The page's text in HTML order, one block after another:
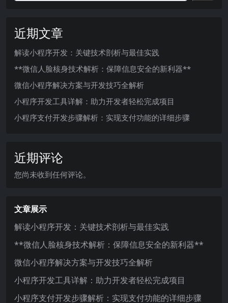
近期文章
解读小程序开发：关键技术剖析与最佳实践
**微信人脸核身技术解析：保障信息安全的新利器**
微信小程序解决方案与开发技巧全解析
小程序开发工具详解：助力开发者轻松完成项目
小程序支付开发步骤解析：实现支付功能的详细步骤
近期评论
您尚未收到任何评论。
文章展示
解读小程序开发：关键技术剖析与最佳实践
**微信人脸核身技术解析：保障信息安全的新利器**
微信小程序解决方案与开发技巧全解析
小程序开发工具详解：助力开发者轻松完成项目
小程序支付开发步骤解析：实现支付功能的详细步骤